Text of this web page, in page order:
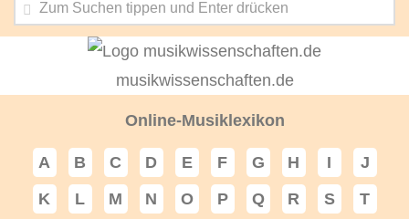
musikwissenschaften.de
Online-Musiklexikon
A B C D E F G H I
J
K
L M N O P Q R S
T